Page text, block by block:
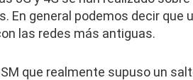
general podemos decir que
las redes más antiguas.
que realmente supuso un